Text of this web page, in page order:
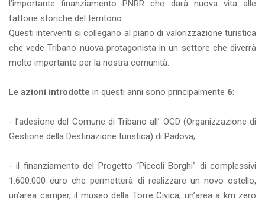
l’importante finanziamento PNRR che darà nuova vita alle
fattorie storiche del territorio.
Questi interventi si collegano al piano di valorizzazione turistica
che vede Tribano nuova protagonista in un settore che diverrà
molto importante per la nostra comunità.
Le azioni introdotte in questi anni sono principalmente 6:
- l’adesione del Comune di Tribano all’ OGD (Organizzazione di
Gestione della Destinazione turistica) di Padova;
- il finanziamento del Progetto “Piccoli Borghi” di complessivi
1.600.000 euro che permetterà di realizzare un novo ostello,
un’area camper, il museo della Torre Civica, un’area a km zero